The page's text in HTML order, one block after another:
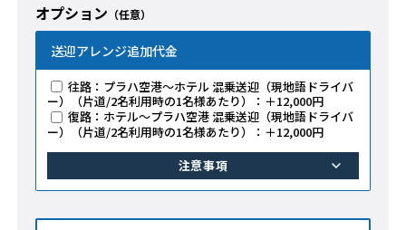
オプション （任意）
送迎アレンジ追加代金
往路：プラハ空港～ホテル 混乗送迎（現地語ドライバ
ー）（片道/2名利用時の1名様あたり）：＋12,000円
復路：ホテル～プラハ空港 混乗送迎（現地語ドライバ
ー）（片道/2名利用時の1名様あたり）：＋12,000円
注意事項